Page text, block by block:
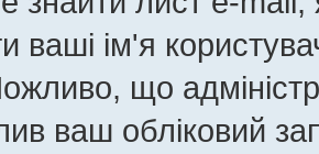
ваші ім'я
що
ваш обліковий